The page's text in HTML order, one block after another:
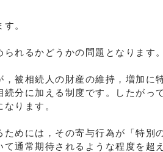
。
れるかどうかの問題となります。
，被相続人の財産の維持，増加に
分に加える制度です。したがっ
ります。
ためには，その寄与行為が「特別
通常期待されるような程度を超